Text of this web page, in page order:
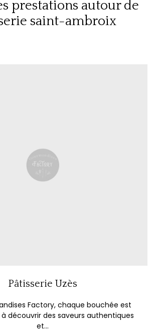
prestations autour de
saint-ambroix
Pâtisserie Uzès
Factory, chaque bouchée est
découvrir des saveurs authentiques
et...